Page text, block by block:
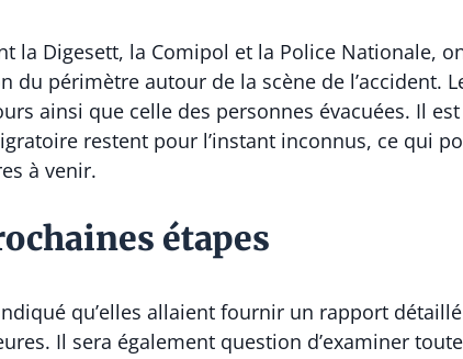
la Digesett, la Comipol et la Police Nationale,
du périmètre autour de la scène de l’accident.
ainsi que celle des personnes évacuées. Il
restent pour l’instant inconnus, ce qui
à venir.
étapes
qu’elles allaient fournir un rapport
Il sera également question d’examiner